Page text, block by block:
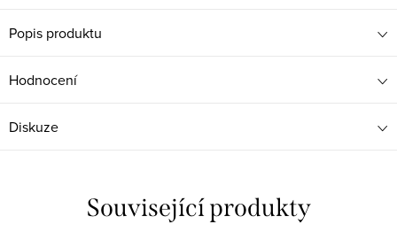
Popis produktu
Hodnocení
Diskuze
Související produkty